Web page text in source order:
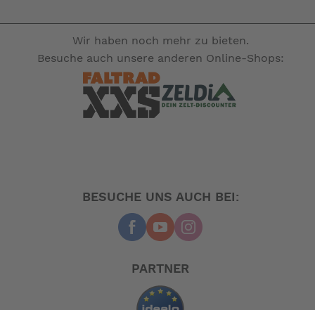
Wir haben noch mehr zu bieten.
Besuche auch unsere anderen Online-Shops:
BESUCHE UNS AUCH BEI:
PARTNER